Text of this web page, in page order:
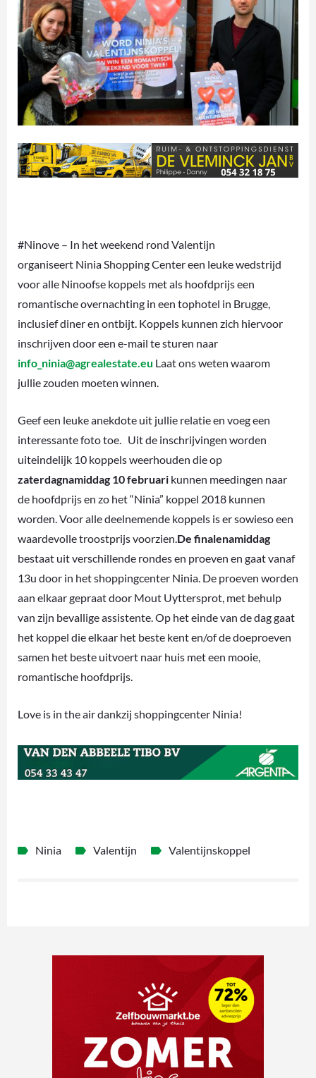
#Ninove – In het weekend rond Valentijn
organiseert Ninia Shopping Center een leuke wedstrijd
voor alle Ninoofse koppels met als hoofdprijs een
romantische overnachting in een tophotel in Brugge,
inclusief diner en ontbijt. Koppels kunnen zich hiervoor
inschrijven door een e-mail te sturen naar
info_ninia@agrealestate.eu Laat ons weten waarom
jullie zouden moeten winnen.
Geef een leuke anekdote uit jullie relatie en voeg een
interessante foto toe. Uit de inschrijvingen worden
uiteindelijk 10 koppels weerhouden die op
zaterdagnamiddag 10 februari kunnen meedingen naar
de hoofdprijs en zo het “Ninia” koppel 2018 kunnen
worden. Voor alle deelnemende koppels is er sowieso een
waardevolle troostprijs voorzien.De finalenamiddag
bestaat uit verschillende rondes en proeven en gaat vanaf
13u door in het shoppingcenter Ninia. De proeven worden
aan elkaar gepraat door Mout Uyttersprot, met behulp
van zijn bevallige assistente. Op het einde van de dag gaat
het koppel die elkaar het beste kent en/of de doeproeven
samen het beste uitvoert naar huis met een mooie,
romantische hoofdprijs.
Love is in the air dankzij shoppingcenter Ninia!
Ninia Valentijn Valentijnskoppel